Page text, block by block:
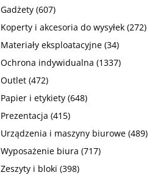
Gadżety (607)
Koperty i akcesoria do wysyłek (272)
Materiały eksploatacyjne (34)
Ochrona indywidualna (1337)
Outlet (472)
Papier i etykiety (648)
Prezentacja (415)
Urządzenia i maszyny biurowe (489)
Wyposażenie biura (717)
Zeszyty i bloki (398)